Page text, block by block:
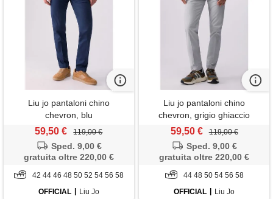
Liu jo pantaloni chino
chevron, blu
59,50 € 119,00 €
Sped. 9,00 €
gratuita oltre 220,00 €
42 44 46 48 50 52 54 56 58
OFFICIAL
Liu Jo
Liu jo pantaloni chino
chevron, grigio ghiaccio
59,50 € 119,00 €
Sped. 9,00 €
gratuita oltre 220,00 €
44 48 50 54 56 58
OFFICIAL
Liu Jo